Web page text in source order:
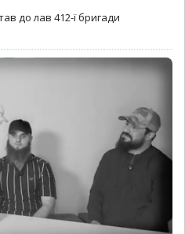
до лав 412-ї бригади